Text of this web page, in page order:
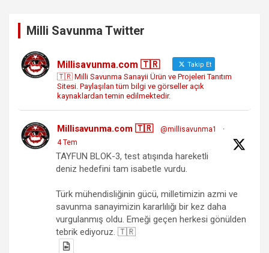
Milli Savunma Twitter
Millisavunma.com 🇹🇷 Takip Et
🇹🇷 Milli Savunma Sanayii Ürün ve Projeleri Tanıtım
Sitesi. Paylaşılan tüm bilgi ve görseller açık
kaynaklardan temin edilmektedir.
Millisavunma.com 🇹🇷 @millisavunma1
·
4 Tem
TAYFUN BLOK-3, test atışında hareketli
deniz hedefini tam isabetle vurdu.
Türk mühendisliğinin gücü, milletimizin azmi ve
savunma sanayimizin kararlılığı bir kez daha
vurgulanmış oldu. Emeği geçen herkesi gönülden
tebrik ediyoruz. 🇹🇷